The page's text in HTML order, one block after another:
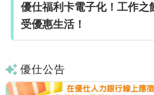
優仕福利卡電子化！工作之
受優惠生活！
優仕公告